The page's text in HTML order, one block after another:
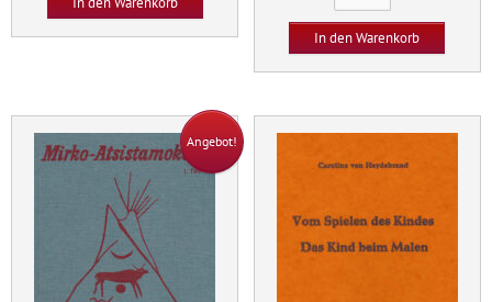
und
der
In den Warenkorb
Angebot!